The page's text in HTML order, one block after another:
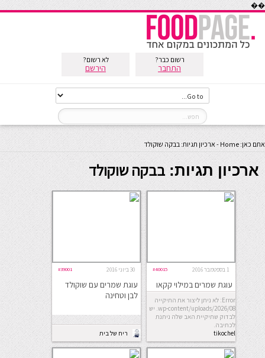
��
רשום כבר?
התחבר
לא רשום?
הירשם
אתם כאן: Home
- ארכיון תגיות: בבקה שוקולד
ארכיון תגיות:בבקה שוקולד
1 בספטמבר 2016 #40015
עוגת שמרים במילוי קקאו
וקינמון (טבעונית)
Error: לא ניתן ליצור את התיקייה
wp-content/uploads/2026/08. יש
לבדוק שתיקיית האב שלה ניתנת
לכתיבה.
tikochel
30 ביוני 2016 #39001
עוגת שמרים עם שוקולד
לבן וטחינה
ריח של בית